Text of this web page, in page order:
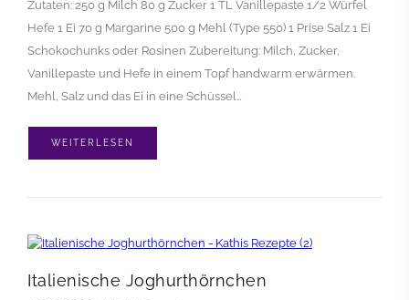
Zutaten: 250 g Milch 80 g Zucker 1 TL Vanillepaste 1/2 Würfel
Hefe 1 Ei 70 g Margarine 500 g Mehl (Type 550) 1 Prise Salz 1 Ei
Schokochunks oder Rosinen Zubereitung: Milch, Zucker,
Vanillepaste und Hefe in einem Topf handwarm erwärmen.
Mehl, Salz und das Ei in eine Schüssel…
WEITERLESEN
Italienische Joghurthörnchen